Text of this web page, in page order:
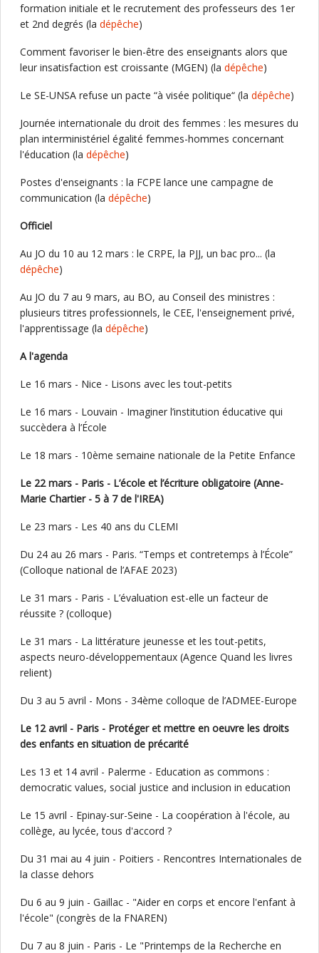
formation initiale et le recrutement des professeurs des 1er
et 2nd degrés (la dépêche)
Comment favoriser le bien-être des enseignants alors que
leur insatisfaction est croissante (MGEN) (la dépêche)
Le SE-UNSA refuse un pacte “à visée politique“ (la dépêche)
Journée internationale du droit des femmes : les mesures du
plan interministériel égalité femmes-hommes concernant
l'éducation (la dépêche)
Postes d'enseignants : la FCPE lance une campagne de
communication (la dépêche)
Officiel
Au JO du 10 au 12 mars : le CRPE, la PJJ, un bac pro... (la
dépêche)
Au JO du 7 au 9 mars, au BO, au Conseil des ministres :
plusieurs titres professionnels, le CEE, l'enseignement privé,
l'apprentissage (la dépêche)
A l'agenda
Le 16 mars - Nice - Lisons avec les tout-petits
Le 16 mars - Louvain - Imaginer l’institution éducative qui
succèdera à l’École
Le 18 mars - 10ème semaine nationale de la Petite Enfance
Le 22 mars - Paris - L’école et l’écriture obligatoire (Anne-
Marie Chartier - 5 à 7 de l'IREA)
Le 23 mars - Les 40 ans du CLEMI
Du 24 au 26 mars - Paris. “Temps et contretemps à l’École”
(Colloque national de l’AFAE 2023)
Le 31 mars - Paris - L’évaluation est-elle un facteur de
réussite ? (colloque)
Le 31 mars - La littérature jeunesse et les tout-petits,
aspects neuro-développementaux (Agence Quand les livres
relient)
Du 3 au 5 avril - Mons - 34ème colloque de l’ADMEE-Europe
Le 12 avril - Paris - Protéger et mettre en oeuvre les droits
des enfants en situation de précarité
Les 13 et 14 avril - Palerme - Education as commons :
democratic values, social justice and inclusion in education
Le 15 avril - Epinay-sur-Seine - La coopération à l'école, au
collège, au lycée, tous d'accord ?
Du 31 mai au 4 juin - Poitiers - Rencontres Internationales de
la classe dehors
Du 6 au 9 juin - Gaillac - "Aider en corps et encore l'enfant à
l'école" (congrès de la FNAREN)
Du 7 au 8 juin - Paris - Le "Printemps de la Recherche en